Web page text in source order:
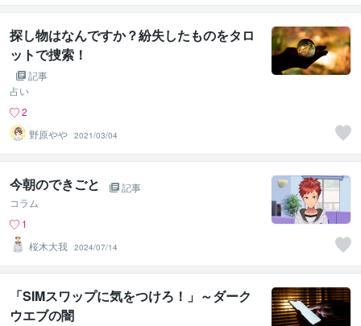
探し物はなんですか？紛失したものをタロ
ットで捜索！
記事
占い
2
野原やや 2021/03/04
今朝のできごと
記事
コラム
1
桜木大我 2024/07/14
「SIMスワップに気をつけろ！」～ダーク
ウエブの闇